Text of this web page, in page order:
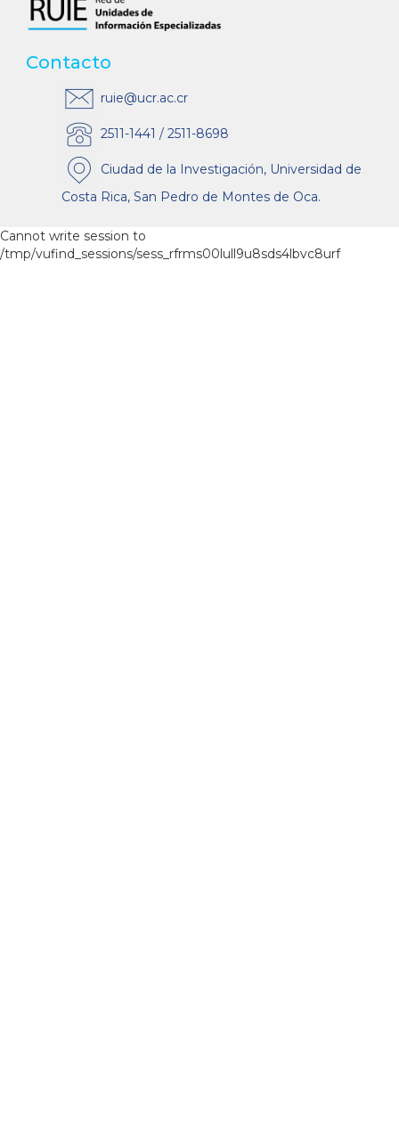
Contacto
ruie@ucr.ac.cr
2511-1441 / 2511-8698
Ciudad de la Investigación, Universidad de
Costa Rica, San Pedro de Montes de Oca.
Cannot write session to
/tmp/vufind_sessions/sess_rfrms00lull9u8sds4lbvc8urf